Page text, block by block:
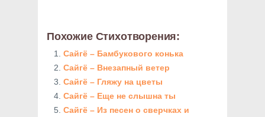
Похожие Стихотворения:
Сайгё – Бамбукового конька
Сайгё – Внезапный ветер
Сайгё – Гляжу на цветы
Сайгё – Еще не слышна ты
Сайгё – Из песен о сверчках и